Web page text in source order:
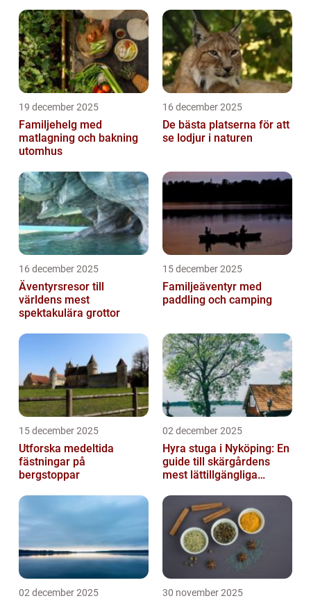
19 december 2025
Familjehelg med
matlagning och bakning
utomhus
16 december 2025
De bästa platserna för att
se lodjur i naturen
16 december 2025
Äventyrsresor till
världens mest
spektakulära grottor
15 december 2025
Familjeäventyr med
paddling och camping
15 december 2025
Utforska medeltida
fästningar på
bergstoppar
02 december 2025
Hyra stuga i Nyköping: En
guide till skärgårdens
mest lättillgängliga
02 december 2025 30 november 2025